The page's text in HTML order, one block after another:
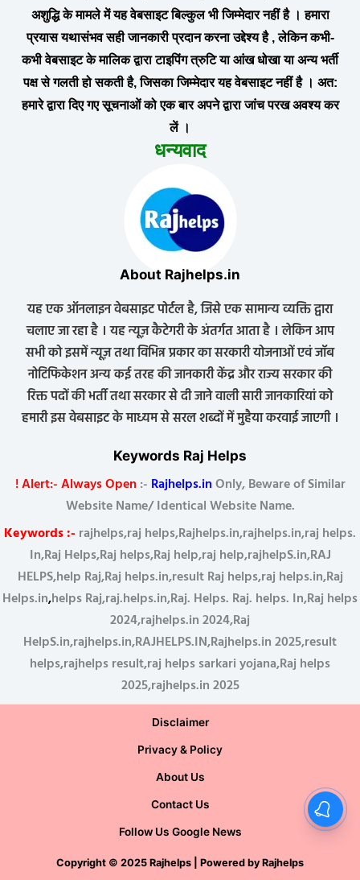
अशुद्धि के मामले में यह वेबसाइट बिल्कुल भी जिम्मेदार नहीं है । हमारा
प्रयास यथासंभव सही जानकारी प्रदान करना उद्देश्य है , लेकिन कभी-
कभी वेबसाइट के मालिक द्वारा टाइपिंग त्रुटि या आंख धोखा या अन्य भर्ती
पक्ष से गलती हो सकती है,जिसका जिम्मेदार यह वेबसाइट नहीं है । अत:
हमारे द्वारा दिए गए सूचनाओं को एक बार अपने द्वारा जांच परख अवश्य कर
लें ।
धन्यवाद
About Rajhelps.in
यह एक ऑनलाइन वेबसाइट पोर्टल है, जिसे एक सामान्य व्यक्ति द्वारा
चलाए जा रहा है । यह न्यूज़ कैटेगरी के अंतर्गत आता है । लेकिन आप
सभी को इसमें न्यूज़ तथा विभिन्न प्रकार का सरकारी योजनाओं एवं जॉब
नोटिफिकेशन अन्य कई तरह की जानकारी केंद्र और राज्य सरकार की
रिक्त पदों की भर्ती तथा सरकार से दी जाने वाली सारी जानकारियां को
हमारी इस वेबसाइट के माध्यम से सरल शब्दों में मुहैया करवाई जाएगी ।
Keywords Raj Helps
! Alert:- Always Open :- Rajhelps.inOnly, Beware of Similar
Website Name/ Identical Website Name.
Keywords :- rajhelps,raj helps,Rajhelps.in,rajhelps.in,raj helps.
In,Raj Helps,Raj helps,Raj help,raj help,rajhelpS.in,RAJ
HELPS,help Raj,Raj helps.in,result Raj helps,raj helps.in,Raj
Helps.in,helps Raj,raj.helps.in,Raj. Helps. Raj. helps. In,Raj helps
2024,rajhelps.in 2024,Raj
HelpS.in,rajhelps.in,RAJHELPS.IN,Rajhelps.in 2025,result
helps,rajhelps result,raj helps sarkari yojana,Raj helps
2025,rajhelps.in 2025
Disclaimer
Privacy & Policy
About Us
Contact Us
Follow Us Google News
Copyright © 2025 Rajhelps | Powered by Rajhelps